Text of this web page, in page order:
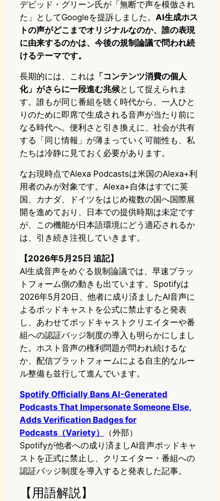
デビッド・グリーン氏が「無断で声を模倣され
た」としてGoogleを提訴しました。 AI生成ホス
トの声がどこまでオリジナルなのか、誰の表現
に由来するのかは、今後の規制論議で問われ続
けるテーマです。
長期的には、これは 「コンテンツ消費の個人
化」がさらに一段進む兆候として捉えられま
す。誰もが同じ番組を聴く時代から、一人ひと
りのために即席で生成される音声が当たり前に
なる時代へ。便利さと引き換えに、社会が共有
する「同じ情報」が薄まっていく可能性も、私
たちは冷静に見ておく必要があります。
なお現時点でAlexa Podcastsは米国のAlexa+利
用者のみが対象です。Alexa+自体はすでに英
国、カナダ、ドイツをはじめ複数の国へ国際展
開を進めており、日本での提供時期は未定です
が、この機能が日本語環境にどう適応されるか
は、引き続き注視していきます。
【2026年5月25日 追記】
AI生成音声をめぐる規制論議では、早速プラッ
トフォーム側の動きも出ています。Spotifyは
2026年5月20日、他者に成り済ましたAI音声に
よるポッドキャストを公式に禁止すると発表
し、あわせてポッドキャストクリエイターや番
組への認証バッジ制度の導入も明らかにしまし
た。ホスト音声の権利問題が問われ続けるな
か、配信プラットフォームによる自主的なルー
ル整備も並行して進んでいます。
Spotify Officially Bans AI-Generated
Podcasts That Impersonate Someone Else,
Adds Verification Badges for
Podcasts（Variety）
（外部）
Spotifyが他者への成り済ましAI音声ポッドキャ
ストを正式に禁止し、クリエイター・番組への
認証バッジ制度を導入すると発表した記事。
【用語解説】